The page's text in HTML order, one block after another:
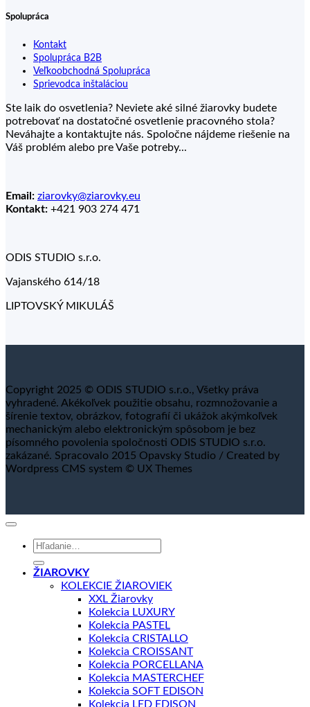
Spolupráca
Kontakt
Spolupráca B2B
Veľkoobchodná Spolupráca
Sprievodca inštaláciou
Ste laik do osvetlenia? Neviete aké silné žiarovky budete
potrebovať na dostatočné osvetlenie pracovného stola?
Neváhajte a kontaktujte nás. Spoločne nájdeme riešenie na
Váš problém alebo pre Vaše potreby...
Email: ziarovky@ziarovky.eu
Kontakt: +421 903 274 471
ODIS STUDIO s.r.o.
Vajanského 614/18
LIPTOVSKÝ MIKULÁŠ
Copyright 2025 © ODIS STUDIO s.r.o., Všetky práva
vyhradené. Akékoľvek použitie obsahu, rozmnožovanie a
šírenie textov, obrázkov, fotografií či ukážok akýmkoľvek
mechanickým alebo elektronickým spôsobom je bez
písomného povolenia spoločnosti ODIS STUDIO s.r.o.
zakázané. Spracovalo 2015 Opavsky Studio / Created by
Wordpress CMS system © UX Themes
Hľadať:
ŽIAROVKY
KOLEKCIE ŽIAROVIEK
XXL Žiarovky
Kolekcia LUXURY
Kolekcia PASTEL
Kolekcia CRISTALLO
Kolekcia CROISSANT
Kolekcia PORCELLANA
Kolekcia MASTERCHEF
Kolekcia SOFT EDISON
Kolekcia LED EDISON